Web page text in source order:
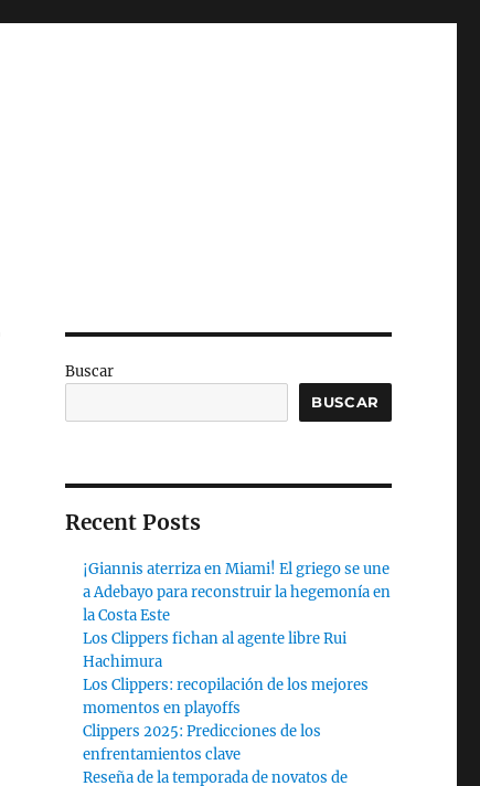
Buscar
BUSCAR
Recent Posts
¡Giannis aterriza en Miami! El griego se une
a Adebayo para reconstruir la hegemonía en
la Costa Este
Los Clippers fichan al agente libre Rui
Hachimura
Los Clippers: recopilación de los mejores
momentos en playoffs
Clippers 2025: Predicciones de los
enfrentamientos clave
Reseña de la temporada de novatos de